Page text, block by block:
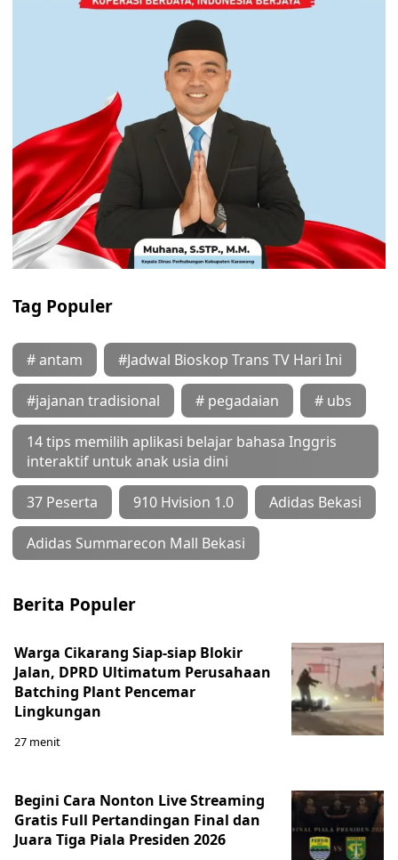
Tag Populer
# antam #Jadwal Bioskop Trans TV Hari Ini
#jajanan tradisional # pegadaian # ubs
14 tips memilih aplikasi belajar bahasa Inggris
interaktif untuk anak usia dini
37 Peserta 910 Hvision 1.0 Adidas Bekasi
Adidas Summarecon Mall Bekasi
Berita Populer
Warga Cikarang Siap-siap Blokir
Jalan, DPRD Ultimatum Perusahaan
Batching Plant Pencemar
Lingkungan
27 menit
Begini Cara Nonton Live Streaming
Gratis Full Pertandingan Final dan
Juara Tiga Piala Presiden 2026